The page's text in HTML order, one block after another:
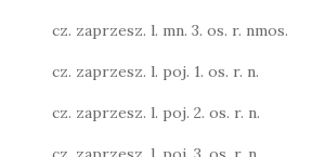
cz. zaprzesz. l. mn. 3. os. r. nmos.
cz. zaprzesz. l. poj. 1. os. r. n.
cz. zaprzesz. l. poj. 2. os. r. n.